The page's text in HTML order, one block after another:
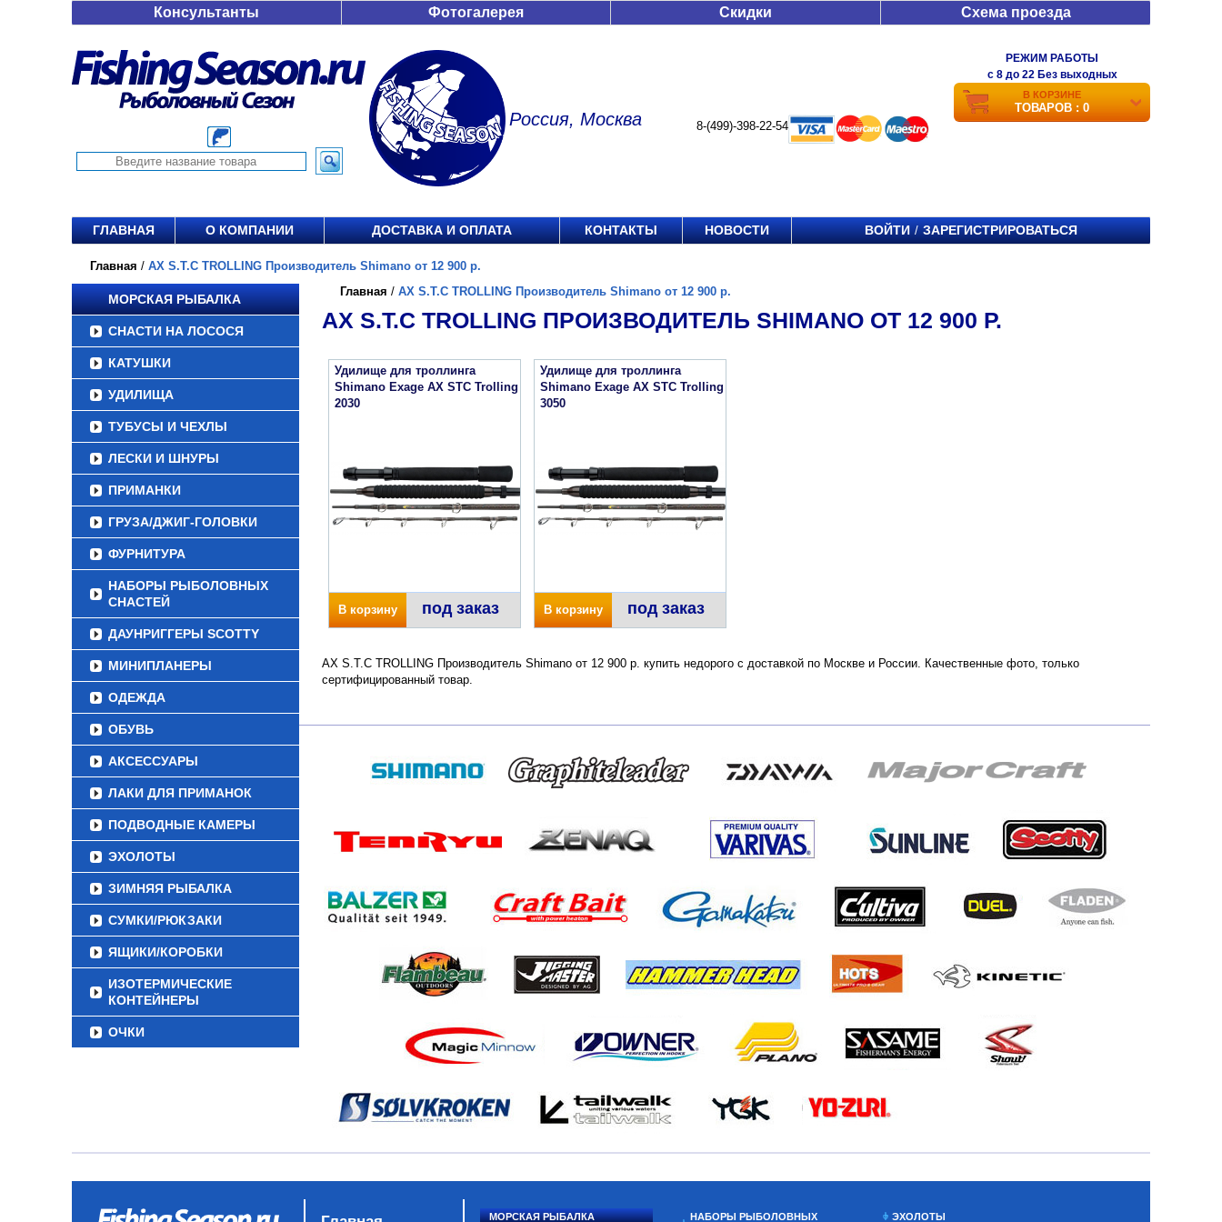
Консультанты Фотогалерея Скидки Схема проезда
Россия, Москва 8-(499)-398-22-54
РЕЖИМ РАБОТЫ
c 8 до 22 Без выходных
В КОРЗИНЕ
ТОВАРОВ : 0
ГЛАВНАЯ О КОМПАНИИ ДОСТАВКА И ОПЛАТА КОНТАКТЫ НОВОСТИ ВОЙТИ / ЗАРЕГИСТРИРОВАТЬСЯ
Главная / AX S.T.C TROLLING Производитель Shimano от 12 900 р.
МОРСКАЯ РЫБАЛКА
СНАСТИ НА ЛОСОСЯ
КАТУШКИ
УДИЛИЩА
ТУБУСЫ И ЧЕХЛЫ
ЛЕСКИ И ШНУРЫ
ПРИМАНКИ
ГРУЗА/ДЖИГ-ГОЛОВКИ
ФУРНИТУРА
НАБОРЫ РЫБОЛОВНЫХ
СНАСТЕЙ
ДАУНРИГГЕРЫ SCOTTY
МИНИПЛАНЕРЫ
ОДЕЖДА
ОБУВЬ
АКСЕССУАРЫ
ЛАКИ ДЛЯ ПРИМАНОК
ПОДВОДНЫЕ КАМЕРЫ
ЭХОЛОТЫ
ЗИМНЯЯ РЫБАЛКА
СУМКИ/РЮКЗАКИ
ЯЩИКИ/КОРОБКИ
ИЗОТЕРМИЧЕСКИЕ
КОНТЕЙНЕРЫ
ОЧКИ
Главная / AX S.T.C TROLLING Производитель Shimano от 12 900 р.
AX S.T.C TROLLING ПРОИЗВОДИТЕЛЬ SHIMANO ОТ 12 900 Р.
Удилище для троллинга
Shimano Exage AX STC Trolling
2030
В корзину под заказ
Удилище для троллинга
Shimano Exage AX STC Trolling
3050
В корзину под заказ
AX S.T.C TROLLING Производитель Shimano от 12 900 р. купить недорого с доставкой по Москве и России. Качественные фото, только
сертифицированный товар.
МОРСКАЯ РЫБАЛКА НАБОРЫ РЫБОЛОВНЫХ ЭХОЛОТЫ